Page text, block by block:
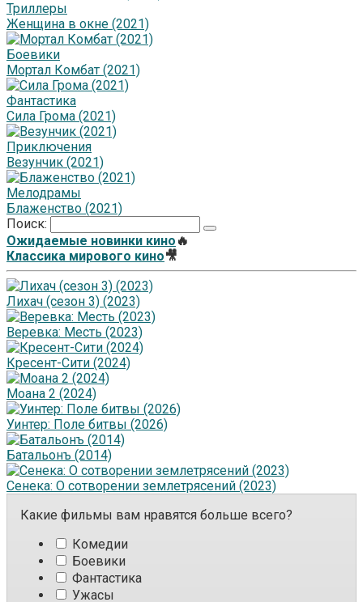
Триллеры
Женщина в окне (2021)
Боевики
Мортал Комбат (2021)
Фантастика
Сила Грома (2021)
Приключения
Везунчик (2021)
Мелодрамы
Блаженство (2021)
Поиск:
Ожидаемые новинки кино 🔥
Классика мирового кино🎥
Лихач (сезон 3) (2023)
Веревка: Месть (2023)
Кресент-Сити (2024)
Моана 2 (2024)
Уинтер: Поле битвы (2026)
Батальонъ (2014)
Сенека: О сотворении землетрясений (2023)
Какие фильмы вам нравятся больше всего?
Комедии
Боевики
Фантастика
Ужасы